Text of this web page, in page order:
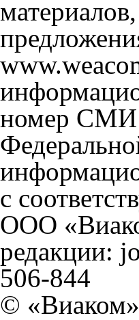
номер СМИ
с
ООО
редакции:
506-844
©